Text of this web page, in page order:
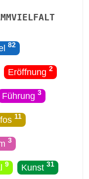
82
Eröffnung 2
Führung 3
11
3
9 Kunst 31